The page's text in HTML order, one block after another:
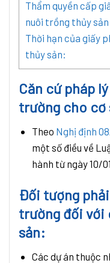
Thẩm quyền cấp
nuôi trồng thủy
Thời hạn của giấy
thủy sản:
Căn cứ pháp
trường cho cơ
Theo Nghị định
một số điều về
hành từ ngày 10/
Đối tượng
trường đối với
sản:
Các dự án thuộc